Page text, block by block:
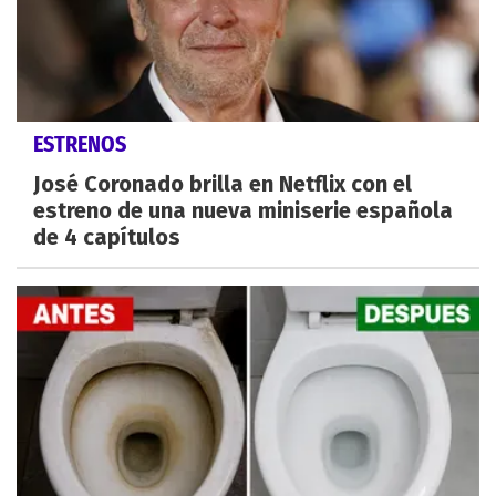
ESTRENOS
José Coronado brilla en Netflix con el
estreno de una nueva miniserie española
de 4 capítulos